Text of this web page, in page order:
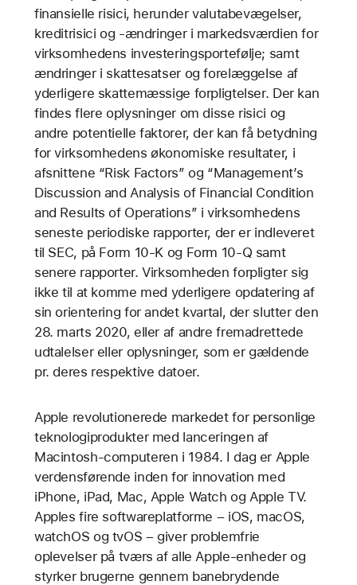
finansielle risici, herunder valutabevægelser,
kreditrisici og -ændringer i markedsværdien for
virksomhedens investeringsportefølje; samt
ændringer i skattesatser og forelæggelse af
yderligere skattemæssige forpligtelser. Der kan
findes flere oplysninger om disse risici og
andre potentielle faktorer, der kan få betydning
for virksomhedens økonomiske resultater, i
afsnittene “Risk Factors” og “Management’s
Discussion and Analysis of Financial Condition
and Results of Operations” i virksomhedens
seneste periodiske rapporter, der er indleveret
til SEC, på Form 10-K og Form 10-Q samt
senere rapporter. Virksomheden forpligter sig
ikke til at komme med yderligere opdatering af
sin orientering for andet kvartal, der slutter den
28. marts 2020, eller af andre fremadrettede
udtalelser eller oplysninger, som er gældende
pr. deres respektive datoer.
Apple revolutionerede markedet for personlige
teknologiprodukter med lanceringen af
Macintosh-computeren i 1984. I dag er Apple
verdensførende inden for innovation med
iPhone, iPad, Mac, Apple Watch og Apple TV.
Apples fire softwareplatforme – iOS, macOS,
watchOS og tvOS – giver problemfrie
oplevelser på tværs af alle Apple-enheder og
styrker brugerne gennem banebrydende